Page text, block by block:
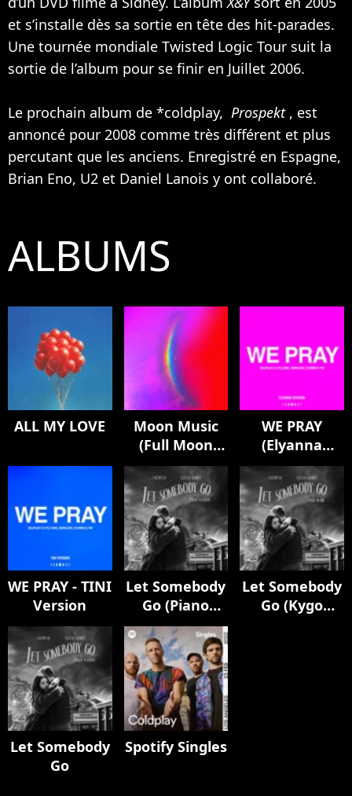
et s’installe dès sa sortie en tête des hit-parades.
Une tournée mondiale Twisted Logic Tour suit la
sortie de l’album pour se finir en Juillet 2006.
Le prochain album de *coldplay, Prospekt , est
annoncé pour 2008 comme très différent et plus
percutant que les anciens. Enregistré en Espagne,
Brian Eno, U2 et Daniel Lanois y ont collaboré.
ALBUMS
ALL MY LOVE
Moon Music
(Full Moon
Edition)
WE PRAY
(Elyanna
Version)
WE PRAY - TINI
Version
Let Somebody
Go (Piano
Version)
Let Somebody
Go (Kygo
Let Somebody
Go
Spotify Singles